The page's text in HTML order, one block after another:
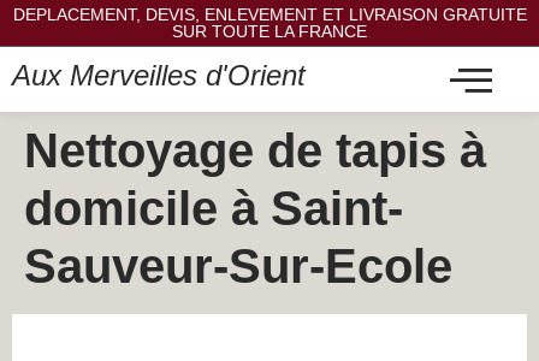
DEPLACEMENT, DEVIS, ENLEVEMENT ET LIVRAISON GRATUITE
SUR TOUTE LA FRANCE
Aux Merveilles d'Orient
Nettoyage de tapis à
domicile à Saint-
Sauveur-Sur-Ecole